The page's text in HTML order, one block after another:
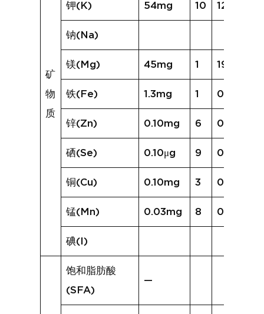
矿
物
质
钾(K) 54mg 10 126mg
钠(Na)
镁(Mg) 45mg 1 19mg
铁(Fe) 1.3mg 1 0.5mg
锌(Zn) 0.10mg 6 0.19mg
硒(Se) 0.10μg 9 0.45μg
铜(Cu) 0.10mg 3 0.07mg
锰(Mn) 0.03mg 8 0.07mg
碘(I)
饱和脂肪酸
(SFA)
—